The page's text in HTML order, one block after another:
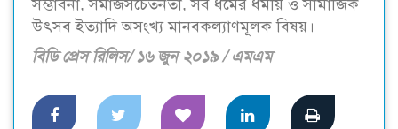
সম্ভাবনা, সমাজসচেতনতা, সব ধর্মের ধর্মীয় ও সামাজিক
উৎসব ইত্যাদি অসংখ্য মানবকল্যাণমূলক বিষয়।
বিডি প্রেস রিলিস/ ১৬ জুন ২০১৯ / এমএম